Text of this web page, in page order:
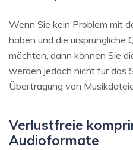
Wenn Sie kein Problem mit
haben und die ursprüngliche
möchten, dann können Sie
werden jedoch nicht für das
Übertragung von
Verlustfreie
Audioformate